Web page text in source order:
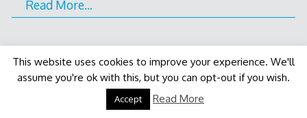
Read More…
Decode Themeby Macho Themes
This website uses cookies to improve your experience. We'll
assume you're ok with this, but you can opt-out if you wish.
Accept Read More